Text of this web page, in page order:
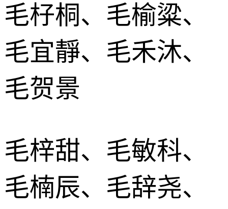
毛杍桐、毛榆粱、
毛宜靜、毛禾沐、
毛贺景
毛梓甜、毛敏科、
毛楠辰、毛辞尧、